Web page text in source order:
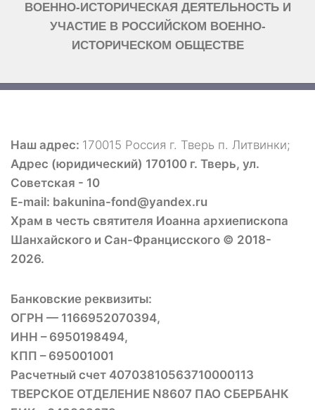
ВОЕННО-ИСТОРИЧЕСКАЯ ДЕЯТЕЛЬНОСТЬ И
УЧАСТИЕ В РОССИЙСКОМ ВОЕННО-
ИСТОРИЧЕСКОМ ОБЩЕСТВЕ
Наш адрес: 170015 Россия г. Тверь п. Литвинки;
Адрес (юридический) 170100 г. Тверь, ул.
Советская - 10
E-mail: bakunina-fond@yandex.ru
Храм в честь святителя Иоанна архиепископа
Шанхайского и Сан-Францисского © 2018-
2026.
Банковские реквизиты:
ОГРН — 1166952070394,
ИНН – 6950198494,
КПП – 695001001
Расчетный счет 40703810563710000113
ТВЕРСКОЕ ОТДЕЛЕНИЕ N8607 ПАО СБЕРБАНК